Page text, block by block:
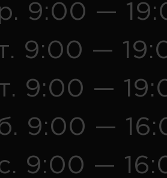
9:00 —
9:00 —
9:00 —
9:00 —
9:00 —